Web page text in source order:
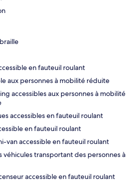
en fauteuil roulant
aux personnes à mobilité réduite
accessibles aux personnes à mobilité
accessibles en fauteuil roulant
en fauteuil roulant
van accessible en fauteuil roulant
véhicules transportant des personnes à
accessible en fauteuil roulant